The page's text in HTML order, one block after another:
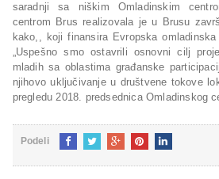
saradnji sa niškim Omladinskim
centrom Brus realizovala je u Brusu
kako,, koji finansira Evropska
„Uspešno smo ostavrili osnovni cilj
mladih sa oblastima građanske
njihovo uključivanje u društvene tokove
pregledu 2018. predsednica Omladinskog
Podeli